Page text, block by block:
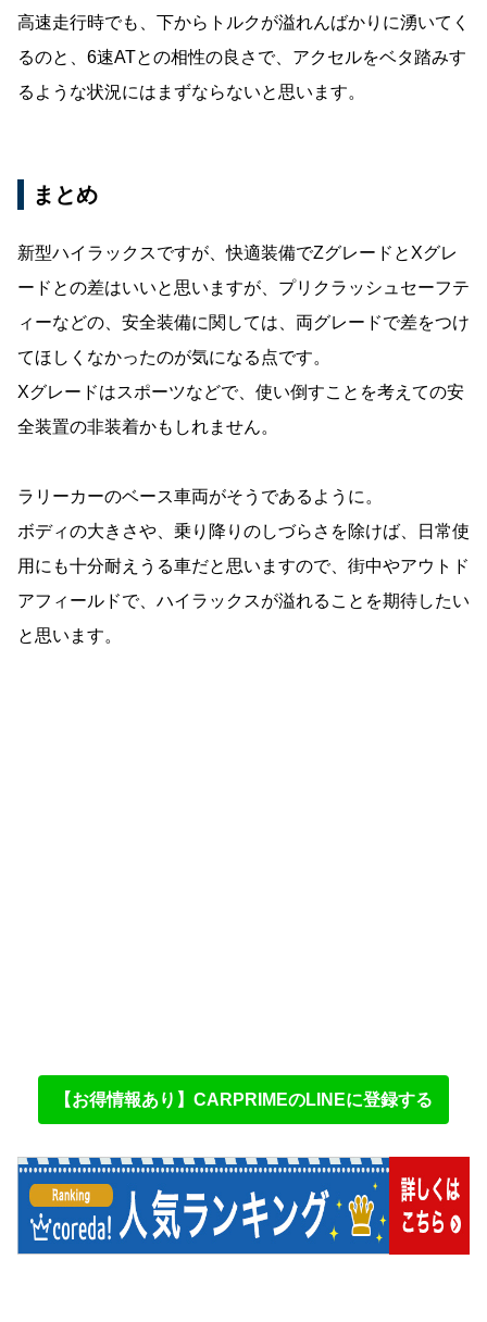
高速走行時でも、下からトルクが溢れんばかりに湧いてく
るのと、6速ATとの相性の良さで、アクセルをベタ踏みす
るような状況にはまずならないと思います。
まとめ
新型ハイラックスですが、快適装備でZグレードとXグレ
ードとの差はいいと思いますが、プリクラッシュセーフテ
ィーなどの、安全装備に関しては、両グレードで差をつけ
てほしくなかったのが気になる点です。
Xグレードはスポーツなどで、使い倒すことを考えての安
全装置の非装着かもしれません。
ラリーカーのベース車両がそうであるように。
ボディの大きさや、乗り降りのしづらさを除けば、日常使
用にも十分耐えうる車だと思いますので、街中やアウトド
アフィールドで、ハイラックスが溢れることを期待したい
と思います。
【お得情報あり】CARPRIMEのLINEに登録する